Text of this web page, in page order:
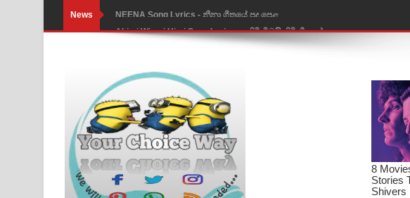
News Ahimi Wimai Himi Song Lyrics - අහිමි විමයි හිමි ගීතයේ පද පෙළ
Mathaka Parana Song Lyrics - මතක පාරනා ගීතයේ පද පෙළ
Nimnadhen Song Lyrics - නිම්නාදෙන් ගීතයේ පද පෙළ
Obamai Mage Adare Song Lyrics - ඔබමයි මගේ ආදරේ ගීතයේ පද පෙළ
Pansal Gihin Song Lyrics - පන්සල් ගිහිං ගීතයේ පද පෙළ
Ankeliya Song Lyrics - අංකෙළිය ගීතයේ පද පෙළ
DEAR GOD Song Lyrics - ඩියර් ගෝඩ් ගීතයේ පද පෙළ